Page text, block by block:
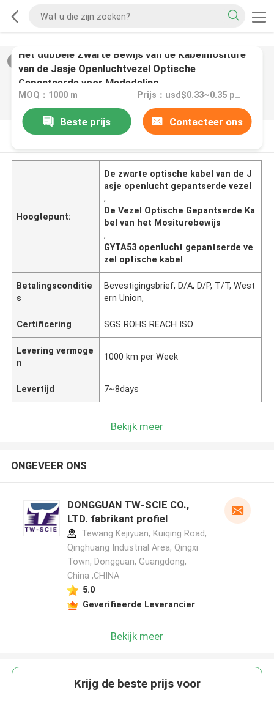
/0
Het dubbele Zwarte Bewijs van de Kabelmositure
van de Jasje Openluchtvezel Optische
Gepantserde voor Mededeling
MOQ：1000 m Prijs：usd$0.33~0.35 per meter
Beste prijs
Contacteer ons
PRODUCTOMSCHRIJVING
Hoogtepunt:
De zwarte optische kabel van de J
asje openlucht gepantserde vezel
,
De Vezel Optische Gepantserde Ka
bel van het Mositurebewijs
,
GYTA53 openlucht gepantserde ve
zel optische kabel
Betalingsconditie
s
Bevestigingsbrief, D/A, D/P, T/T, West
ern Union,
Certificering SGS ROHS REACH ISO
Levering vermoge
n
1000 km per Week
Levertijd 7~8days
Bekijk meer
ONGEVEER ONS
DONGGUAN TW-SCIE CO.,
LTD. fabrikant profiel
Tewang Kejiyuan, Kuiqing Road,
Qinghuang Industrial Area, Qingxi
Town, Dongguan, Guangdong,
China ,CHINA
5.0
Geverifieerde Leverancier
Bekijk meer
Krijg de beste prijs voor